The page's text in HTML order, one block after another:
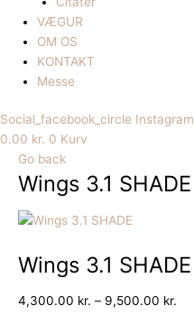
VÆGUR
OM OS
KONTAKT
Messe
Social_facebook_circle Instagram
0.00 kr. 0 Kurv
Go back
Wings 3.1 SHADE
Wings 3.1 SHADE
4,300.00 kr. – 9,500.00 kr.